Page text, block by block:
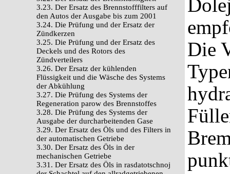
3.23. Der Ersatz des Brennstofffilters auf
den Autos der Ausgabe bis zum 2001
3.24. Die Prüfung und der Ersatz der
Zündkerzen
3.25. Die Prüfung und der Ersatz des
Deckels und des Rotors des
Zündverteilers
3.26. Der Ersatz der kühlenden
Flüssigkeit und die Wäsche des Systems
der Abkühlung
3.27. Die Prüfung des Systems der
Regeneration parow des Brennstoffes
3.28. Die Prüfung des Systems der
Ausgabe der durcharbeitenden Gase
3.29. Der Ersatz des Öls und des Filters in
der automatischen Getriebe
3.30. Der Ersatz des Öls in der
mechanischen Getriebe
3.31. Der Ersatz des Öls in rasdatotschnoj
Die